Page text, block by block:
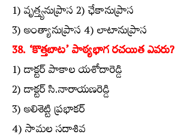
1) వృత్త్యనుప్రాస 2) ఛేకానుప్రాస
3) అంత్యానుప్రాస 4) లాటానుప్రాస
38. ‘కొత్తబాట’ పాఠ్యభాగ రచయిత ఎవరు?
1) డాక్టర్‌ పాకాల యశోదారెడ్డి
2) డాక్టర్‌ సి.నారాయణరెడ్డి
3) అలిశెట్టి ప్రభాకర్‌
4) సామల సదాశివ